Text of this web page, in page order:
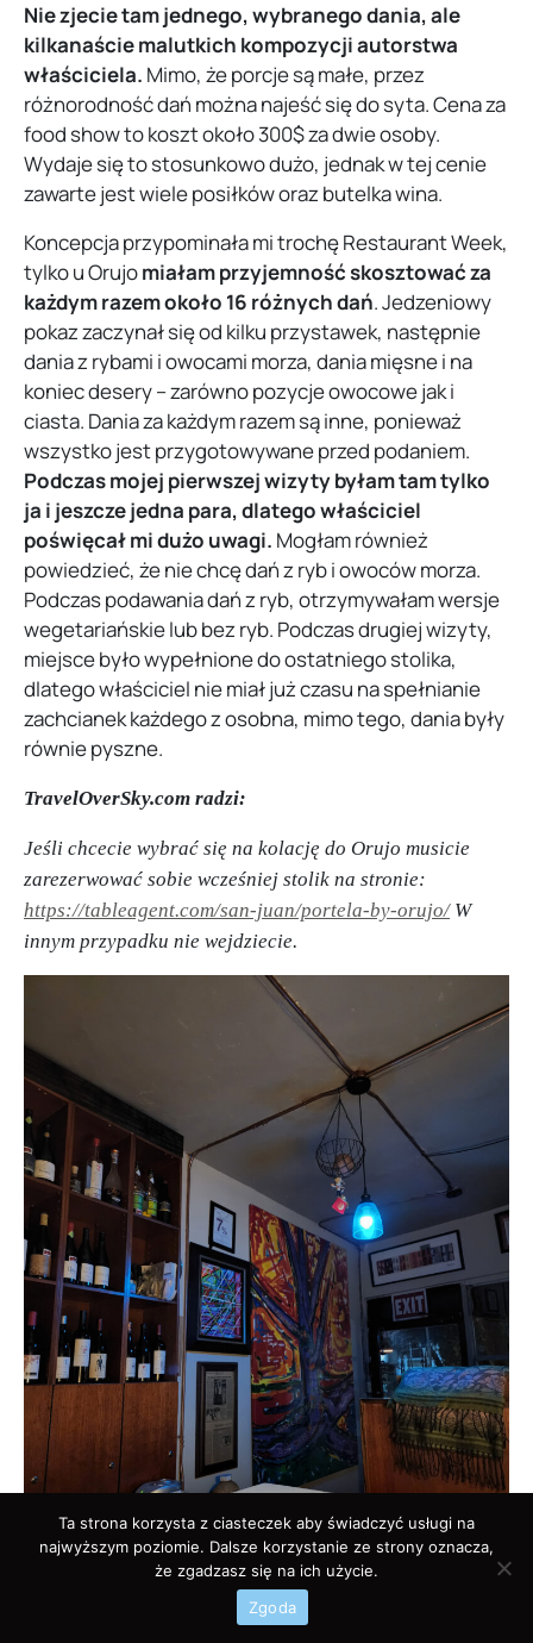
Nie zjecie tam jednego, wybranego dania, ale
kilkanaście malutkich kompozycji autorstwa
właściciela. Mimo, że porcje są małe, przez
różnorodność dań można najeść się do syta. Cena za
food show to koszt około 300$ za dwie osoby.
Wydaje się to stosunkowo dużo, jednak w tej cenie
zawarte jest wiele posiłków oraz butelka wina.
Koncepcja przypominała mi trochę Restaurant Week,
tylko u Orujomiałam przyjemność skosztować za
każdym razem około 16 różnych dań. Jedzeniowy
pokaz zaczynał się od kilku przystawek, następnie
dania z rybami i owocami morza, dania mięsne i na
koniec desery – zarówno pozycje owocowe jak i
ciasta. Dania za każdym razem są inne, ponieważ
wszystko jest przygotowywane przed podaniem.
Podczas mojej pierwszej wizyty byłam tam tylko
ja i jeszcze jedna para, dlatego właściciel
poświęcał mi dużo uwagi. Mogłam również
powiedzieć, że nie chcę dań z ryb i owoców morza.
Podczas podawania dań z ryb, otrzymywałam wersje
wegetariańskie lub bez ryb. Podczas drugiej wizyty,
miejsce było wypełnione do ostatniego stolika,
dlatego właściciel nie miał już czasu na spełnianie
zachcianek każdego z osobna, mimo tego, dania były
równie pyszne.
TravelOverSky.com radzi:
Jeśli chcecie wybrać się na kolację do Orujo musicie
zarezerwować sobie wcześniej stolik na stronie:
https://tableagent.com/san-juan/portela-by-orujo/W
innym przypadku nie wejdziecie.
Ta strona korzysta z ciasteczek aby świadczyć usługi na
najwyższym poziomie. Dalsze korzystanie ze strony oznacza,
że zgadzasz się na ich użycie.
Zgoda